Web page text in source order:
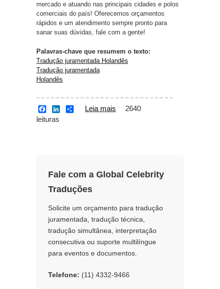
mercado e atuando nas principais cidades e polos
comerciais do país! Oferecemos orçamentos
rápidos e um atendimento sempre pronto para
sanar suas dúvidas, fale com a gente!
Palavras-chave que resumem o texto:
Tradução juramentada Holandês
Tradução juramentada
Holandês
a
c
Leia mais sobre Tradução
2640
leituras
Fale com a Global Celebrity
Traduções
Solicite um orçamento para tradução
juramentada, tradução técnica,
tradução simultânea, interpretação
consecutiva ou suporte multilíngue
para eventos e documentos.
Telefone: (11) 4332-9466